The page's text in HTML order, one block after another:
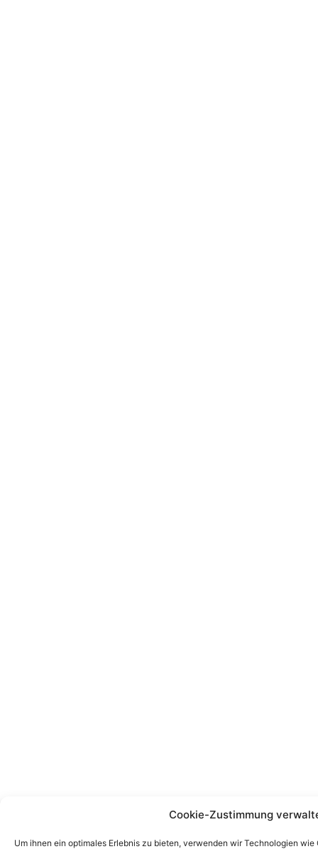
Cookie-Zustimmung
Um ihnen ein optimales Erlebnis zu bieten, verwenden wir Technologien